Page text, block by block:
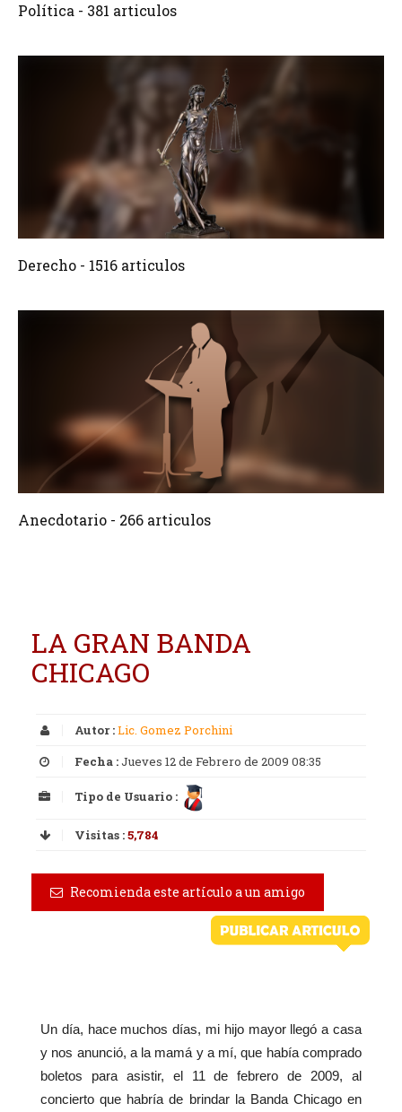
Política - 381 articulos
Crear 1516 Articulos
Derecho - 1516 articulos
Crear 266 Articulos
Anecdotario - 266 articulos
LA GRAN BANDA
CHICAGO
Autor :Lic. Gomez Porchini
Fecha :Jueves 12 de Febrero de 2009 08:35
Tipo de Usuario :
Visitas :5,784
Recomienda este artículo a un amigo
Un día, hace muchos días, mi hijo mayor llegó a casa
y nos anunció, a la mamá y a mí, que había comprado
boletos para asistir, el 11 de febrero de 2009, al
concierto que habría de brindar la Banda Chicago en